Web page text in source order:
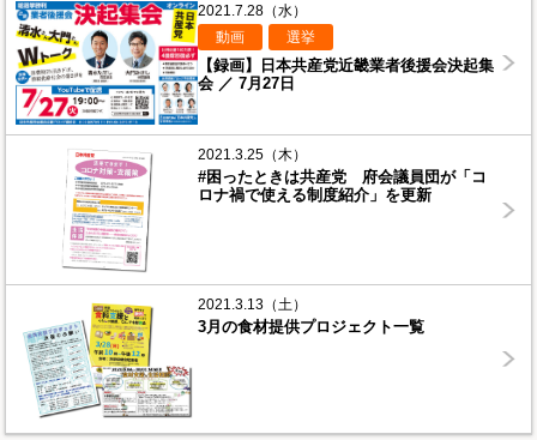
2021.7.28（水）
動画
選挙
【録画】日本共産党近畿業者後援会決起集
会 ／ 7月27日
2021.3.25（木）
#困ったときは共産党 府会議員団が「コ
ロナ禍で使える制度紹介」を更新
2021.3.13（土）
3月の食材提供プロジェクト一覧